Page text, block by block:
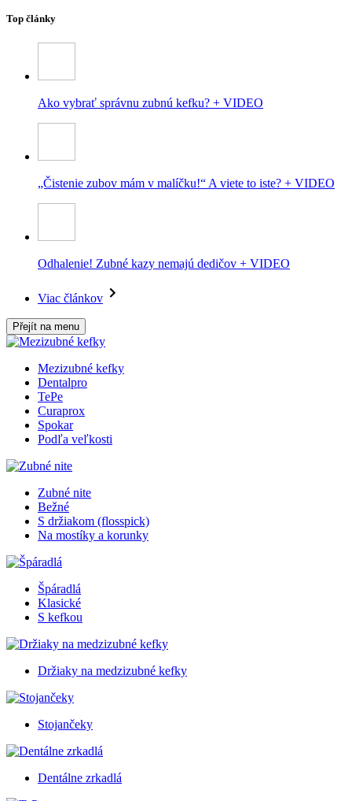
Top články
Ako vybrať správnu zubnú kefku? + VIDEO
„Čistenie zubov mám v malíčku!“ A viete to iste? + VIDEO
Odhalenie! Zubné kazy nemajú dedičov + VIDEO
Viac článkov
Přejít na menu
Mezizubné kefky
Dentalpro
TePe
Curaprox
Spokar
Podľa veľkosti
Zubné nite
Bežné
S držiakom (flosspick)
Na mostíky a korunky
Špáradlá
Klasické
S kefkou
Držiaky na medzizubné kefky
Stojančeky
Dentálne zrkadlá